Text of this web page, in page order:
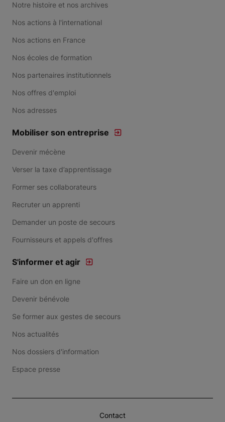
Notre histoire et nos archives
Nos actions à l'international
Nos actions en France
Nos écoles de formation
Nos partenaires institutionnels
Nos offres d'emploi
Nos adresses
Mobiliser son entreprise
Devenir mécène
Verser la taxe d’apprentissage
Former ses collaborateurs
Recruter un apprenti
Demander un poste de secours
Fournisseurs et appels d'offres
S'informer et agir
Faire un don en ligne
Devenir bénévole
Se former aux gestes de secours
Nos actualités
Nos dossiers d'information
Espace presse
Contact